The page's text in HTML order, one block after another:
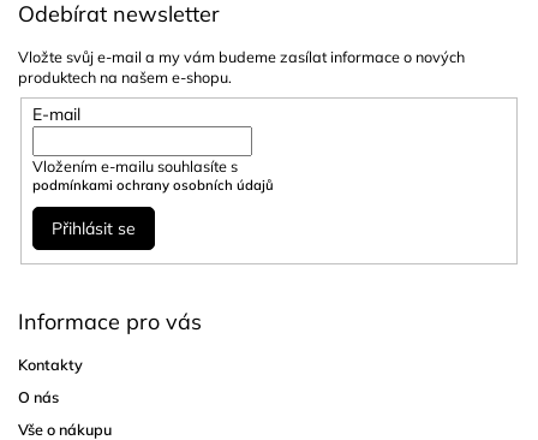
Odebírat newsletter
Vložte svůj e-mail a my vám budeme zasílat informace o nových
produktech na našem e-shopu.
E-mail
Vložením e-mailu souhlasíte s
podmínkami ochrany osobních údajů
Přihlásit se
Informace pro vás
Kontakty
O nás
Vše o nákupu